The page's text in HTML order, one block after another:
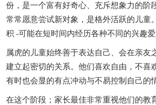
份，是一个富有好奇心、充斥想象力的阶
常常愿意尝试新对象，是格外活跃的儿童
积 -可能在短时间内经历各种不同的兴趣
属虎的儿童始终善于表达自己、会在亲友
建立起密切的关系。他们喜欢自由，不喜
有时也会显的有点冲动与不易控制自己的
在这个阶段；家长最佳非常重视他们的教